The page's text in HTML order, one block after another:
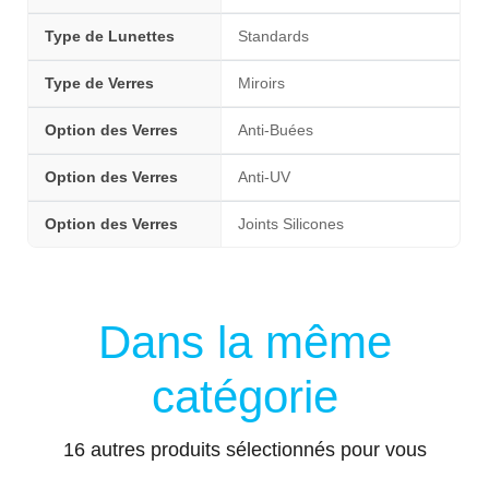
Type de Lunettes Standards
Type de Verres Miroirs
Option des Verres Anti-Buées
Option des Verres Anti-UV
Option des Verres Joints Silicones
Dans la même
catégorie
16 autres produits sélectionnés pour vous